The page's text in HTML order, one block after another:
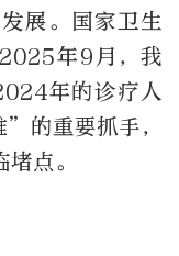
展。国家卫生
年9月，我
年的诊疗人
的重要抓手，
点。